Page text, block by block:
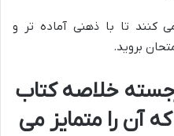
کنند تا با ذهنی آماده تر و
بروید.
خلاصه کتاب
شب امتحان عربی 3 که آن را متمایز می